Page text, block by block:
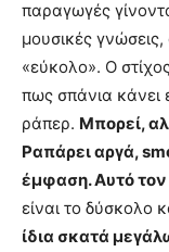
παραγωγές
μουσικές
«εύκολο». Ο
πως σπάνια κάνει
ράπερ. Μπορεί,
Ραπάρει αργά,
έμφαση. Αυτό τον
είναι το δύσκολο
ίδια σκατά